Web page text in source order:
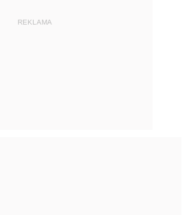
REKLAMA